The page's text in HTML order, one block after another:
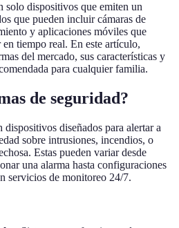
solo dispositivos que emiten un
que pueden incluir cámaras de
y aplicaciones móviles que
tiempo real. En este artículo,
del mercado, sus características y
para cualquier familia.
de seguridad?
dispositivos diseñados para alertar a
sobre intrusiones, incendios, o
Estas pueden variar desde
una alarma hasta configuraciones
servicios de monitoreo 24/7.